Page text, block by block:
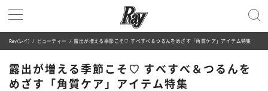
Ray(レイ) ビューティー 露出が増える季節こそ♡ すべすべ＆つるんをめざす「角質ケア」アイテム特集
露出が増える季節こそ♡ すべすべ＆つるんを
めざす「角質ケア」アイテム特集